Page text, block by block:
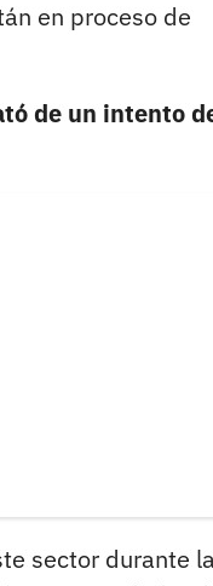
en proceso de
de un intento
sector durante